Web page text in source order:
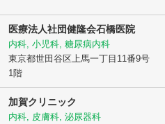
医療法人社団健隆会石橋医院
内科, 小児科, 糖尿病内科
東京都世田谷区上馬一丁目11番9号
1階
加賀クリニック
内科, 皮膚科, 泌尿器科